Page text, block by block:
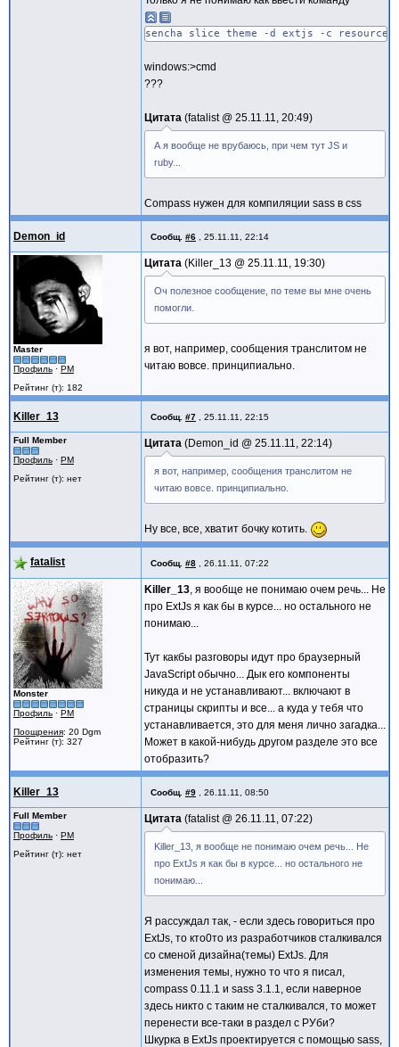
sencha slice theme -d extjs -c
windows:>cmd
???
Цитата fatalist @ 25.11.11, 20:49
А я вообще не врубаюсь, при чем тут JS и
ruby...
Compass нужен для компиляции sass в css
Demon_id Сообщ. #6 25.11.11, 22:14
Master
Профиль · PM
Рейтинг (т): 182
Цитата Killer_13 @ 25.11.11, 19:30
Оч полезное сообщение, по теме вы мне очень
помогли.
я вот, например, сообщения транслитом не
читаю вовсе. принципиально.
Killer_13 Сообщ. #7 25.11.11, 22:15
Full Member
Профиль · PM
Рейтинг (т): нет
Цитата Demon_id @ 25.11.11, 22:14
я вот, например, сообщения транслитом не
читаю вовсе. принципиально.
Ну все, все, хватит бочку котить.
fatalist Сообщ. #8 26.11.11, 07:22
Monster
Профиль · PM
Поощрения: 20 Dgm
Рейтинг (т): 327
Killer_13, я вообще не понимаю очем речь... Не
про ExtJs я как бы в курсе... но остального не
понимаю...
Тут какбы разговоры идут про браузерный
JavaScript обычно... Дык его компоненты
никуда и не устанавливают... включают в
страницы скрипты и все... а куда у тебя что
устанавливается, это для меня лично загадка...
Может в какой-нибудь другом разделе это все
отобразить?
Killer_13 Сообщ. #9 26.11.11, 08:50
Full Member
Профиль · PM
Рейтинг (т): нет
Цитата fatalist @ 26.11.11, 07:22
Killer_13, я вообще не понимаю очем речь... Не
про ExtJs я как бы в курсе... но остального не
понимаю...
Я рассуждал так, - если здесь говориться про
ExtJs, то кто0то из разработчиков сталкивался
со сменой дизайна(темы) ExtJs. Для
изменения темы, нужно то что я писал,
compass 0.11.1 и sass 3.1.1, если наверное
здесь никто с таким не сталкивался, то может
перенести все-таки в раздел с РУби?
Шкурка в ExtJs проектируется с помощью sass,